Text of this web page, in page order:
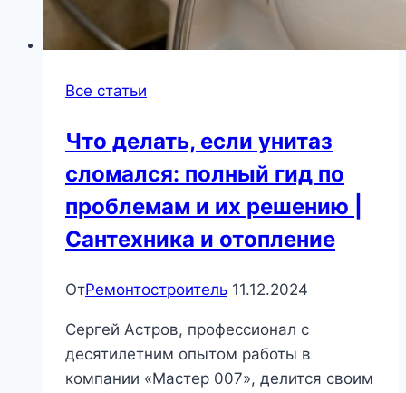
Все статьи
Что делать, если унитаз
сломался: полный гид по
проблемам и их решению |
Сантехника и отопление
ОтРемонтостроитель 11.12.2024
Сергей Астров, профессионал с
десятилетним опытом работы в
компании «Мастер 007», делится своим